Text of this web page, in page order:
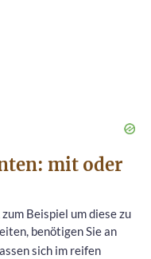
mit oder
Beispiel um diese zu
benötigen Sie an
sich im reifen